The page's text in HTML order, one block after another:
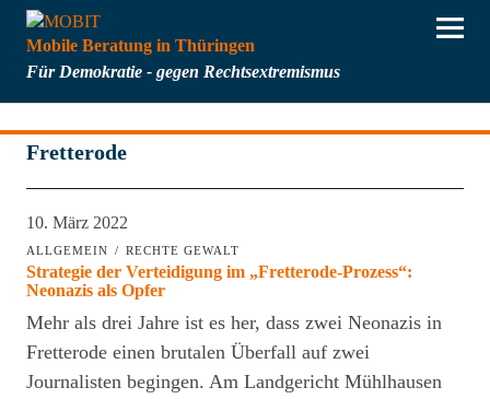
Mobile Beratung in Thüringen
Für Demokratie - gegen Rechtsextremismus
Fretterode
10. März 2022
ALLGEMEIN RECHTE GEWALT
Strategie der Verteidigung im „Fretterode-Prozess“:
Neonazis als Opfer
Mehr als drei Jahre ist es her, dass zwei Neonazis in
Fretterode einen brutalen Überfall auf zwei
Journalisten begingen. Am Landgericht Mühlhausen